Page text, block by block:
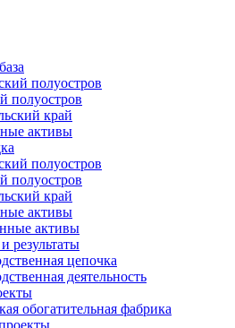
полуостров
полуостров
край
активы
полуостров
полуостров
край
активы
активы
результаты
цепочка
деятельность
обогатительная фабрика